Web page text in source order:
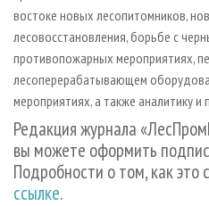
востоке новых лесопитомников,
лесовосстановления, борьбе с
противопожарных мероприятиях,
лесоперерабатывающем
мероприятиях, а также аналитику
Редакция журнала
вы можете оформить
Подробности о том, как
ссылке.